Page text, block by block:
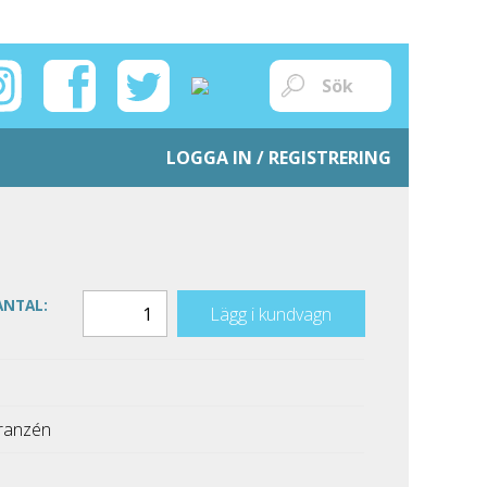
LOGGA IN / REGISTRERING
Lägg i kundvagn